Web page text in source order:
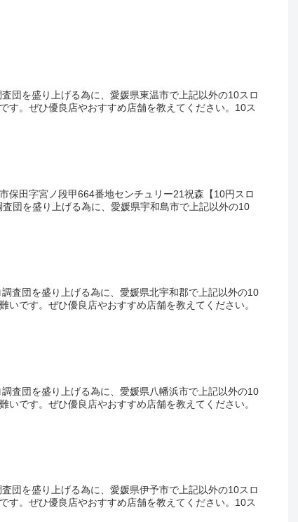
団を盛り上げる為に、愛媛県東温市で上記以外の10スロ
す。ぜひ優良店やおすすめ店舗を教えてください。10ス
保田字宮ノ段甲664番地センチュリー21祝森【10円スロ
団を盛り上げる為に、愛媛県宇和島市で上記以外の10
査団を盛り上げる為に、愛媛県北宇和郡で上記以外の10
です。ぜひ優良店やおすすめ店舗を教えてください。
査団を盛り上げる為に、愛媛県八幡浜市で上記以外の10
です。ぜひ優良店やおすすめ店舗を教えてください。
団を盛り上げる為に、愛媛県伊予市で上記以外の10スロ
す。ぜひ優良店やおすすめ店舗を教えてください。10ス